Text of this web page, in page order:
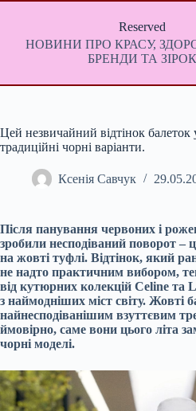
Перейти
Reserved
НОВИНИ ПРО КРАСУ,
БРЕНДИ ТА ЗІРОК
Цей незвичайний відтінок балеток
традиційні чорні варіанти.
Ксенія Савчук
Після панування червоних і
зробили несподіваний поворот –
на жовті туфлі. Відтінок, який
не надто практичним вибором,
від кутюрних колекцій Celine та
з наймодніших міст світу. Жовті
найнесподіванішим взуттєвим
ймовірно, саме вони цього літа
чорні моделі.